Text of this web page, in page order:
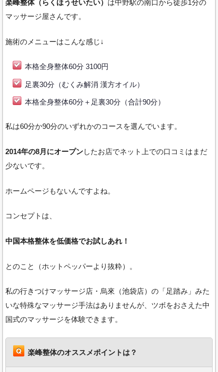
楽峰整体（らくほうせいたい） は中野駅の南口から徒歩1分の
マッサージ屋さんです。
施術のメニューはこんな感じ↓
本格全身整体60分 3100円
足裏30分（むくみ解消 漢方オイル）
本格全身整体60分＋足裏30分（合計90分）
私は60分か90分のいずれかのコースを選んでいます。
2014年の8月にオープンしたお店でネット上での口コミはまだ
少ないです。
ホームページもないんですよね。
コンセプトは、
中国本格整体を低価格でお試しあれ！
とのこと（ホットペッパーより抜粋）。
私の行きつけマッサージ店・烏來（池袋店）の「足踏み」みた
いな特殊なマッサージ手法はありませんが、ツボをおさえた中
国式のマッサージを体験できます。
楽峰整体のオススメポイントは？